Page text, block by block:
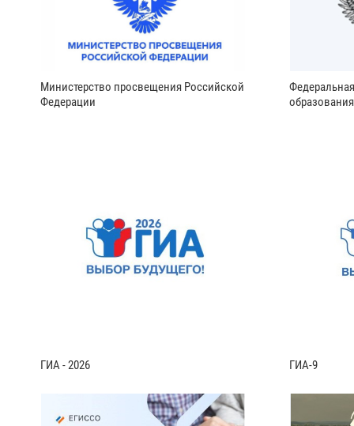
Министерство просвещения Российской
Федерации
ГИА - 2026 ГИА-9